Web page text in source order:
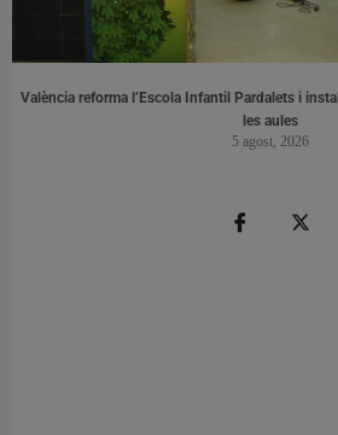
València reforma l’Escola Infantil Pardalets i
les aules
5 agost, 2026